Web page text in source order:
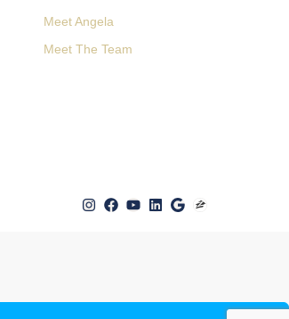
Meet Angela
Meet The Team